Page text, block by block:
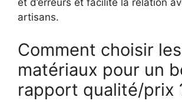
et d’erreurs et facilite la relation
artisans.
Comment choisir les
matériaux pour un
rapport qualité/prix